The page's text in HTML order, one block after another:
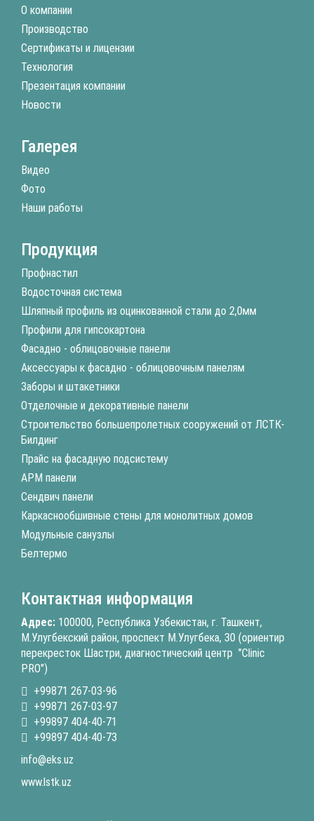
О компании
Производство
Сертификаты и лицензии
Технология
Презентация компании
Новости
Галерея
Видео
Фото
Наши работы
Продукция
Профнастил
Водосточная система
Шляпный профиль из оцинкованной стали до 2,0мм
Профили для гипсокартона
Фасадно - облицовочные панели
Аксессуары к фасадно - облицовочным панелям
Заборы и штакетники
Отделочные и декоративные панели
Строительство большепролетных сооружений от ЛСТК-
Билдинг
Прайс на фасадную подсистему
АРМ панели
Сендвич панели
Каркаснообшивные стены для монолитных домов
Модульные санузлы
Белтермо
Контактная информация
Адрес: 100000, Республика Узбекистан, г. Ташкент,
М.Улугбекский район, проспект М.Улугбека, 30 (ориентир
перекресток Шастри, диагностический центр "Clinic
PRO")
+99871 267-03-96
+99871 267-03-97
+99897 404-40-71
+99897 404-40-73
info@eks.uz
www.lstk.uz